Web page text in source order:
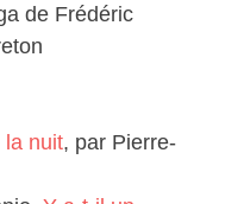
de Frédéric
la nuit, par Pierre-